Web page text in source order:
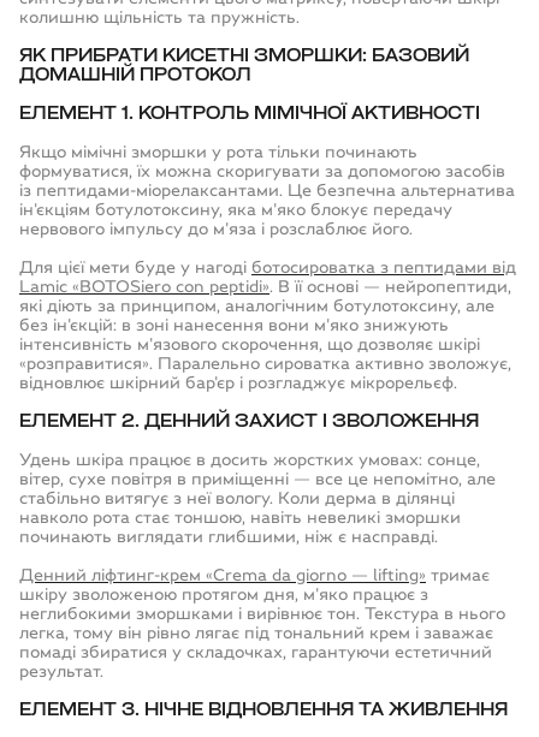
ОТРИМАТИ
ОТРИМАТИ
ОТРИМАТИ
колишню щільність та пружність.
ЯК ПРИБРАТИ КИСЕТНІ ЗМОРШКИ: БАЗОВИЙ
ДОМАШНІЙ ПРОТОКОЛ
ЕЛЕМЕНТ 1. КОНТРОЛЬ МІМІЧНОЇ АКТИВНОСТІ
Якщо мімічні зморшки у рота тільки починають
формуватися, їх можна скоригувати за допомогою засобів
із пептидами-міорелаксантами. Це безпечна альтернатива
ін'єкціям ботулотоксину, яка м'яко блокує передачу
нервового імпульсу до м'яза і розслаблює його.
Для цієї мети буде у нагоді ботосироватка з пептидами від
Lamic «BOTOSiero con peptidi». В її основі — нейропептиди,
які діють за принципом, аналогічним ботулотоксину, але
без ін'єкцій: в зоні нанесення вони м'яко знижують
інтенсивність м'язового скорочення, що дозволяє шкірі
«розправитися». Паралельно сироватка активно зволожує,
відновлює шкірний бар'єр і розгладжує мікрорельєф.
ЕЛЕМЕНТ 2. ДЕННИЙ ЗАХИСТ І ЗВОЛОЖЕННЯ
Удень шкіра працює в досить жорстких умовах: сонце,
вітер, сухе повітря в приміщенні — все це непомітно, але
стабільно витягує з неї вологу. Коли дерма в ділянці
навколо рота стає тоншою, навіть невеликі зморшки
починають виглядати глибшими, ніж є насправді.
Денний ліфтинг-крем «Crema da giorno — lifting» тримає
шкіру зволоженою протягом дня, м'яко працює з
неглибокими зморшками і вирівнює тон. Текстура в нього
легка, тому він рівно лягає під тональний крем і заважає
помаді збиратися у складочках, гарантуючи естетичний
результат.
ЕЛЕМЕНТ 3. НІЧНЕ ВІДНОВЛЕННЯ ТА ЖИВЛЕННЯ